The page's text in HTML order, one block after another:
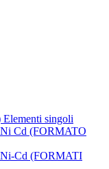
singoli
Cd (FORMATO
Cd (FORMATI